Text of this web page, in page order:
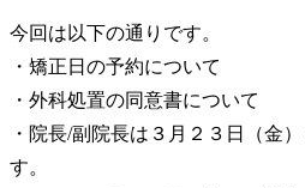
今回は以下の通りです。
・矯正日の予約について
・外科処置の同意書について
・院長/副院長は３月２３日（金
す。